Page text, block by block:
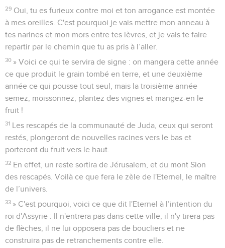
29 Oui, tu es furieux contre moi et ton arrogance est montée
à mes oreilles. C'est pourquoi je vais mettre mon anneau à
tes narines et mon mors entre tes lèvres, et je vais te faire
repartir par le chemin que tu as pris à l’aller.
30 » Voici ce qui te servira de signe : on mangera cette année
ce que produit le grain tombé en terre, et une deuxième
année ce qui pousse tout seul, mais la troisième année
semez, moissonnez, plantez des vignes et mangez-en le
fruit !
31 Les rescapés de la communauté de Juda, ceux qui seront
restés, plongeront de nouvelles racines vers le bas et
porteront du fruit vers le haut.
32 En effet, un reste sortira de Jérusalem, et du mont Sion
des rescapés. Voilà ce que fera le zèle de l'Eternel, le maître
de l’univers.
33 » C'est pourquoi, voici ce que dit l'Eternel à l’intention du
roi d'Assyrie : Il n'entrera pas dans cette ville, il n'y tirera pas
de flèches, il ne lui opposera pas de boucliers et ne
construira pas de retranchements contre elle.